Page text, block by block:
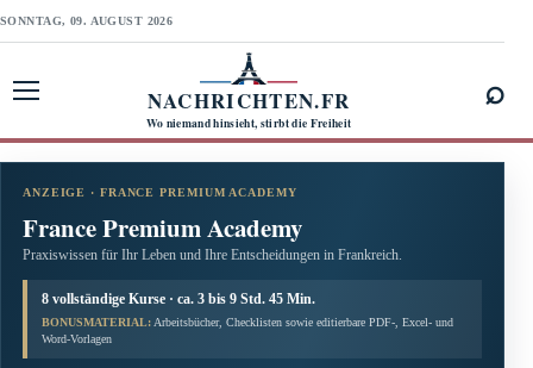
SONNTAG, 09. AUGUST 2026
NACHRICHTEN.FR
Wo niemand hinsieht, stirbt die Freiheit
⌕
ANZEIGE · FRANCE PREMIUM ACADEMY
France Premium Academy
Praxiswissen für Ihr Leben und Ihre Entscheidungen in Frankreich.
8 vollständige Kurse · ca. 3 bis 9 Std. 45 Min.
BONUSMATERIAL: Arbeitsbücher, Checklisten sowie editierbare PDF-, Excel- und
Word-Vorlagen